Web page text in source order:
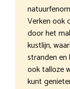
Verken ook
door het
kustlijn,
stranden
ook talloze
kunt